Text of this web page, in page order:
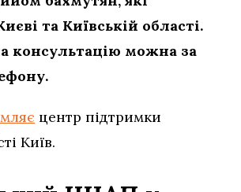
та Київській області.
консультацію можна за
центр підтримки
Київ.